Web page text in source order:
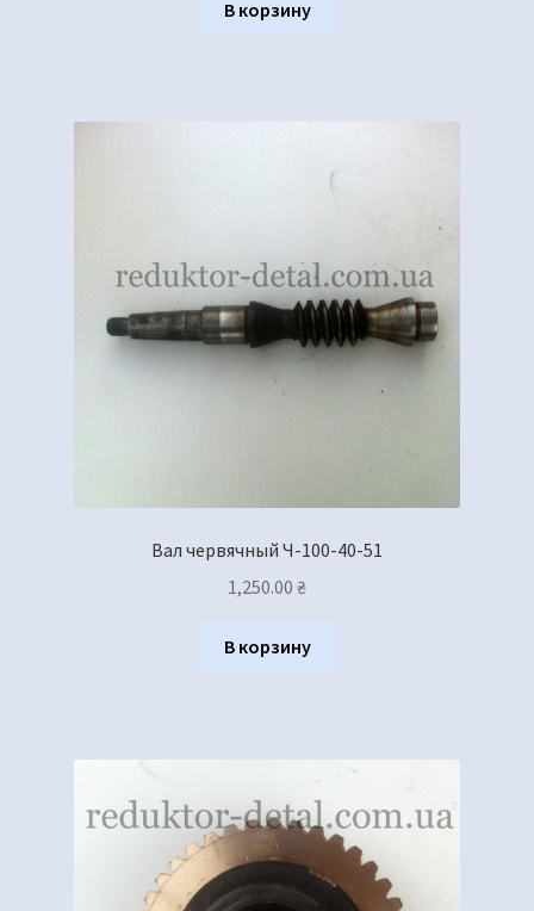
В корзину
Вал червячный Ч-100-40-51
1,250.00 ₴
В корзину